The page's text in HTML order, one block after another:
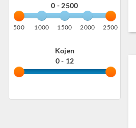
0 - 2500
500 1000 1500 2000 2500
Kojen
0 - 12